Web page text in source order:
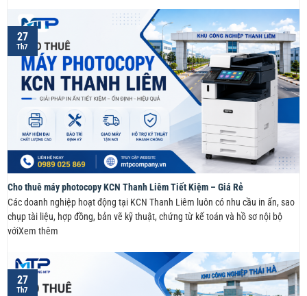
Cho thuê máy photocopy KCN Thanh Liêm Tiết Kiệm – Giá Rẻ
Các doanh nghiệp hoạt động tại KCN Thanh Liêm luôn có nhu cầu in ấn, sao
chụp tài liệu, hợp đồng, bản vẽ kỹ thuật, chứng từ kế toán và hồ sơ nội bộ
vớiXem thêm
27
Th7
27
Th7